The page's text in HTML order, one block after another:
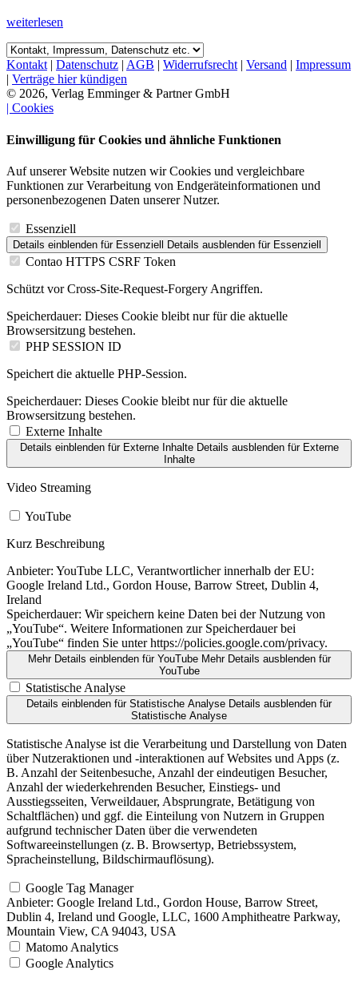
weiterlesen
Kontakt | Datenschutz | AGB | Widerrufsrecht | Versand | Impressum
| Verträge hier kündigen
© 2026, Verlag Emminger & Partner GmbH
| Cookies
Einwilligung für Cookies und ähnliche Funktionen
Auf unserer Website nutzen wir Cookies und vergleichbare
Funktionen zur Verarbeitung von Endgeräteinformationen und
personenbezogenen Daten unserer Nutzer.
Essenziell
Details einblenden für Essenziell Details ausblenden für Essenziell
Contao HTTPS CSRF Token
Schützt vor Cross-Site-Request-Forgery Angriffen.
Speicherdauer: Dieses Cookie bleibt nur für die aktuelle
Browsersitzung bestehen.
PHP SESSION ID
Speichert die aktuelle PHP-Session.
Speicherdauer: Dieses Cookie bleibt nur für die aktuelle
Browsersitzung bestehen.
Externe Inhalte
Details einblendenfür Externe Inhalte Details ausblendenfür Externe
Inhalte
Video Streaming
YouTube
Kurz Beschreibung
Anbieter: YouTube LLC, Verantwortlicher innerhalb der EU:
Google Ireland Ltd., Gordon House, Barrow Street, Dublin 4,
Ireland
Speicherdauer: Wir speichern keine Daten bei der Nutzung von
„YouTube“. Weitere Informationen zur Speicherdauer bei
„YouTube“ finden Sie unter https://policies.google.com/privacy.
Mehr Details einblendenfür YouTube Mehr Details ausblendenfür
YouTube
Statistische Analyse
Details einblenden für Statistische Analyse Details ausblenden für
Statistische Analyse
Statistische Analyse ist die Verarbeitung und Darstellung von Daten
über Nutzeraktionen und -interaktionen auf Websites und Apps (z.
B. Anzahl der Seitenbesuche, Anzahl der eindeutigen Besucher,
Anzahl der wiederkehrenden Besucher, Einstiegs- und
Ausstiegsseiten, Verweildauer, Absprungrate, Betätigung von
Schaltflächen) und ggf. die Einteilung von Nutzern in Gruppen
aufgrund technischer Daten über die verwendeten
Softwareeinstellungen (z. B. Browsertyp, Betriebssystem,
Spracheinstellung, Bildschirmauflösung).
Google Tag Manager
Anbieter: Google Ireland Ltd., Gordon House, Barrow Street,
Dublin 4, Ireland und Google, LLC, 1600 Amphitheatre Parkway,
Mountain View, CA 94043, USA
Matomo Analytics
Google Analytics